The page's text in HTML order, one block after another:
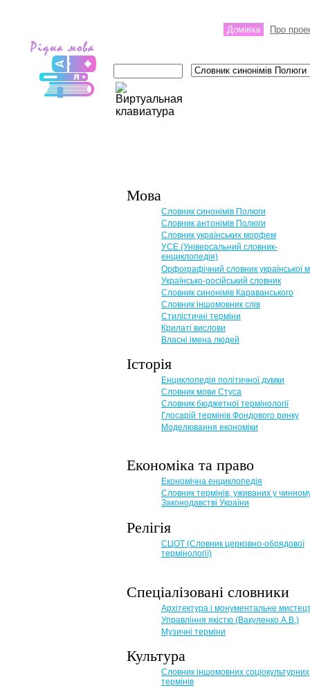
Домівка Про
Мова
Словник синонімів Полюги
Словник антонімів Полюги
Словник українських морфем
УСЕ (Універсальний словник-
енциклопедія)
Орфографічний словник української
Українсько-російський словник
Словник синонімів Караванського
Словник іншомовник слів
Стилістичні терміни
Крилаті вислови
Власні імена людей
Історія
Енциклопедія політичної думки
Словник мови Стуса
Словник бюджетної термінології
Глосарій термінів Фондового ринку
Моделювання економіки
Економіка та право
Eкономічна енциклопедія
Словник термінів, уживаних у
Законодавстві України
Релігія
СЦОТ (Словник церковно-обрядової
термінології)
Спеціалізовані словники
Архітектура і монументальне
Управління якістю (Вакуленко А.В.)
Музичні терміни
Культура
Словник іншомовних соціокультурних
термінів